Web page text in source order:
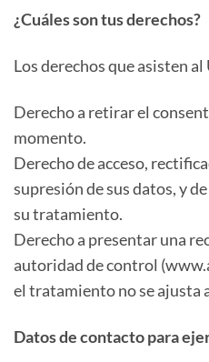
¿Cuáles son tus derechos?
Los derechos que asisten
Derecho a retirar el
momento.
Derecho de acceso,
supresión de sus datos, y
su tratamiento.
Derecho a presentar una
autoridad de control
el tratamiento no se ajusta
Datos de contacto para